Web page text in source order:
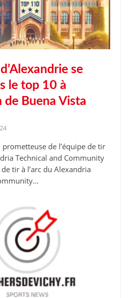
se
le top 10 à
de Buena Vista
de l’équipe de tir
Technical and Community
de tir à l’arc du Alexandria